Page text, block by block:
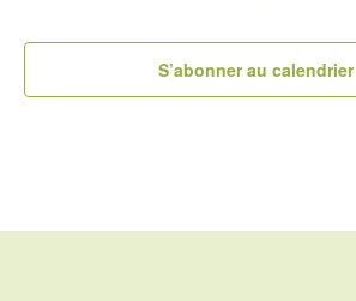
S’abonner au calendrier